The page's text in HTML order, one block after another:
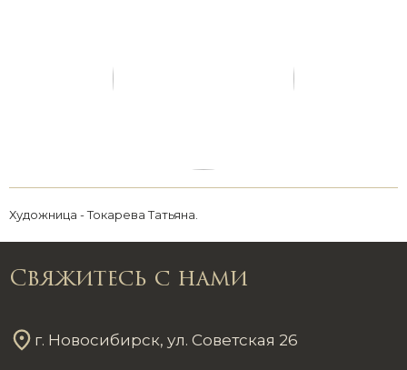
Художница - Токарева Татьяна.
Свяжитесь с нами
г. Новосибирск, ул. Советская 26